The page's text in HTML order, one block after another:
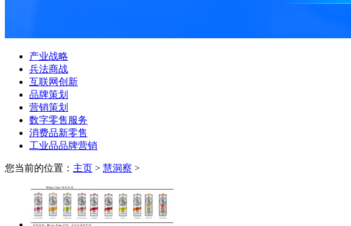
产业战略
兵法商战
互联网创新
品牌策划
营销策划
数字零售服务
消费品新零售
工业品品牌营销
您当前的位置： 主页 > 慧洞察 >